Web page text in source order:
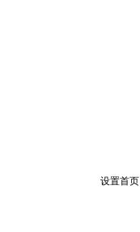
设置首页